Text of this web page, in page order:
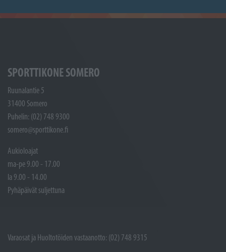
SPORTTIKONE SOMERO
Ruunalantie 5
31400 Somero
Puhelin: (02) 748 9300
somero@sporttikone.fi
Aukioloajat
ma-pe 9.00 - 17.00
la 9.00 - 14.00
Pyhäpäivät suljettuna
Varaosat ja Huoltotöiden vastaanotto: (02) 748 9315